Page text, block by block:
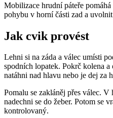
Mobilizace hrudní páteře
pohybu v horní části zad a
Jak cvik provést
Lehni si na záda a válec umísti
spodních lopatek. Pokrč kolena
natáhni nad hlavu nebo je dej za
Pomalu se zakláněj přes válec.
nadechni se do žeber. Potom se
kontrolovaný.